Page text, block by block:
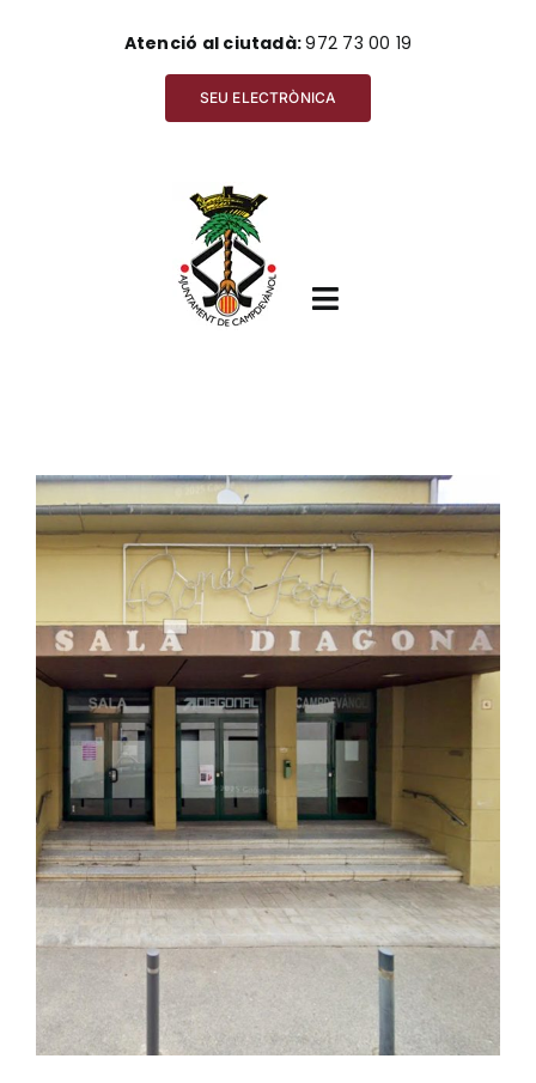
Atenció al ciutadà:972 73 00 19
SEU ELECTRÒNICA
Toggle
Ajuntament
Ciutadania
Actualitat
Municipi
Cerca
…
View
Larger
Image